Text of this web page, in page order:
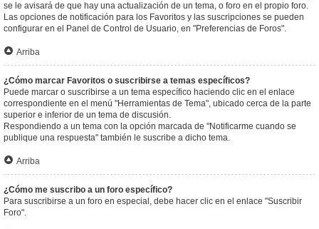
se le avisará de que hay una actualización de un tema, o foro en el propio foro.
Las opciones de notificación para los Favoritos y las suscripciones se pueden
configurar en el Panel de Control de Usuario, en "Preferencias de Foros".
Arriba
¿Cómo marcar Favoritos o suscribirse a temas específicos?
Puede marcar o suscribirse a un tema específico haciendo clic en el enlace
correspondiente en el menú "Herramientas de Tema", ubicado cerca de la parte
superior e inferior de un tema de discusión.
Respondiendo a un tema con la opción marcada de "Notificarme cuando se
publique una respuesta" también le suscribe a dicho tema.
Arriba
¿Cómo me suscribo a un foro específico?
Para suscribirse a un foro en especial, debe hacer clic en el enlace "Suscribir
Foro".